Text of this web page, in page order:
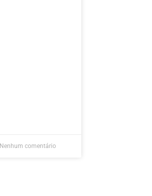
Nenhum comentário